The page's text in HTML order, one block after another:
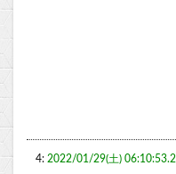
4: 2022/01/29(土)